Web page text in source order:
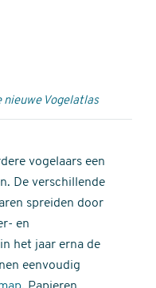
Vogelatlas
vogelaars een
De verschillende
spreiden door
en
het jaar erna de
eenvoudig